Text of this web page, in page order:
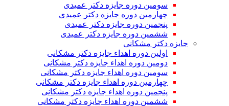
سومین دوره جایزه دکتر عمیدی
چهارمین دوره جایزه دکتر عمیدی
پنجمین دوره جایزه دکتر عمیدی
ششمین دوره جایزه دکتر عمیدی
جایزه دکتر مشکانی
اولین دوره اهداء جایزه دکتر مشکانی
دومین دوره اهداء جایزه دکتر مشکانی
سومین دوره اهداء جایزه دکتر مشکانی
چهارمین دوره اهداء جایزه دکتر مشکانی
پنجمین دوره اهداء جایزه دکتر مشکانی
ششمین دوره اهداء جایزه دکتر مشکانی